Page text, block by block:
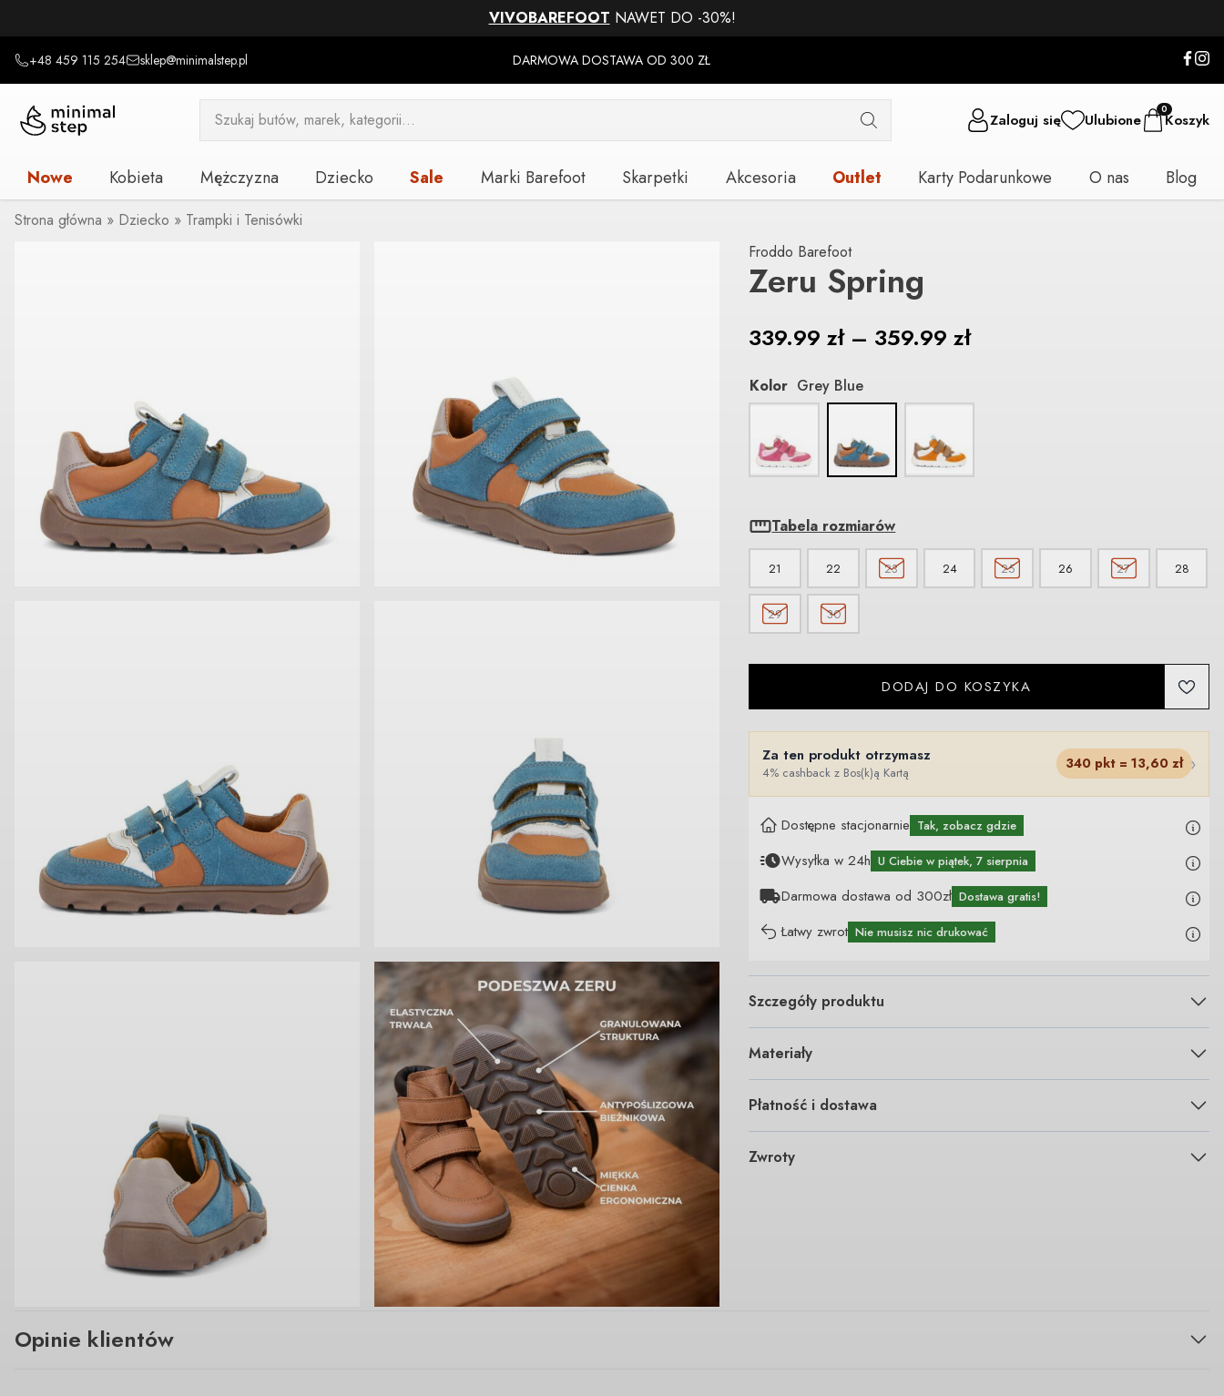
VIVOBAREFOOT NAWET DO -30%!
+48 459 115 254 sklep@minimalstep.pl DARMOWA DOSTAWA OD 300 ZŁ
Wyszukiwarka
produktów Zaloguj się Ulubione
0
Koszyk
Nowe Kobieta Mężczyzna Dziecko Sale Marki Barefoot Skarpetki Akcesoria Outlet Karty Podarunkowe O nas Blog
Strona główna » Dziecko » Trampki i Tenisówki
Froddo Barefoot
Zeru Spring
339.99zł– 359.99zł
Kolor Grey Blue
Tabela rozmiarów
21 22 23 24 25 26 27 28
29 30
DODAJ DO KOSZYKA
Za ten produkt otrzymasz
4% cashback z Bos(k)ą Kartą
340 pkt = 13,60 zł ›
Dostępne stacjonarnie Tak, zobacz gdzie
Wysyłka w 24h U Ciebiew piątek, 7 sierpnia
Darmowa dostawa od 300zł Dostawa gratis!
Łatwy zwrot Nie musisz nic drukować
Szczegóły produktu
Materiały
Płatność i dostawa
Zwroty
Opinie klientów